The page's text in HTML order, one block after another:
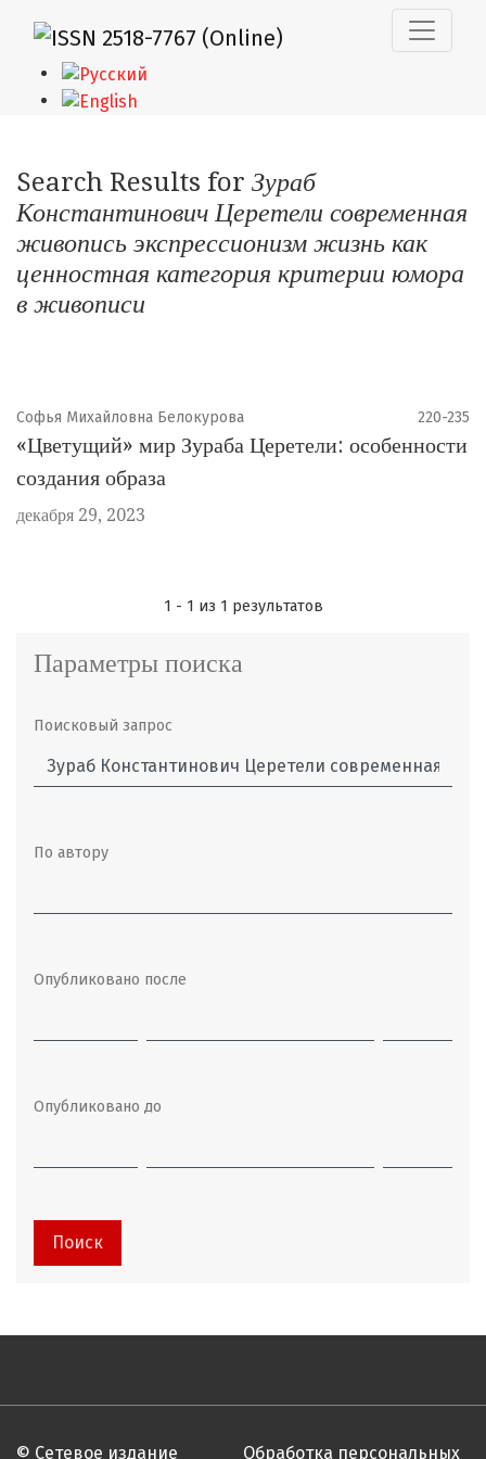
Search Results for Зураб
Константинович Церетели современная
живопись экспрессионизм жизнь как
ценностная категория критерии юмора
в живописи
Софья Михайловна Белокурова 220-235
«Цветущий» мир Зураба Церетели: особенности
создания образа
декабря 29, 2023
1 - 1 из 1 результатов
Параметры поиска
Поисковый запрос
По автору
Опубликовано после
Опубликовано до
Поиск
© Сетевое издание Обработка персональных